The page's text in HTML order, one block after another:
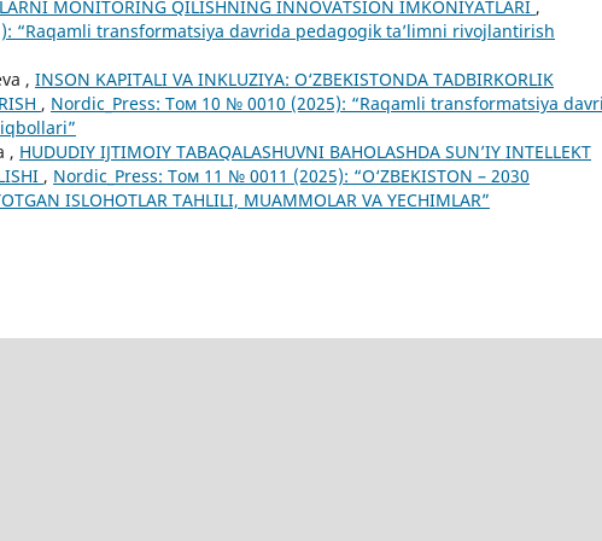
MONITORING QILISHNING INNOVATSION IMKONIYATLARI ,
“Raqamli transformatsiya davrida pedagogik ta’limni rivojlantirish
, INSON KAPITALI VA INKLUZIYA: O‘ZBEKISTONDA TADBIRKORLIK
, Nordic_Press: Том 10 № 0010 (2025): “Raqamli transformatsiya
, HUDUDIY IJTIMOIY TABAQALASHUVNI BAHOLASHDA SUN’IY INTELLEKT
, Nordic_Press: Том 11 № 0011 (2025): “O‘ZBEKISTON – 2030
ISLOHOTLAR TAHLILI, MUAMMOLAR VA YECHIMLAR”